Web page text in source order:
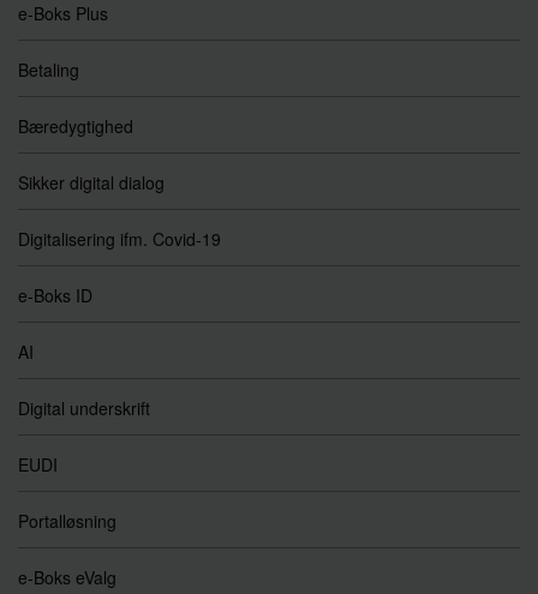
e-Boks Plus
Betaling
Bæredygtighed
Sikker digital dialog
Digitalisering ifm. Covid-19
e-Boks ID
AI
Digital underskrift
EUDI
Portalløsning
e-Boks eValg